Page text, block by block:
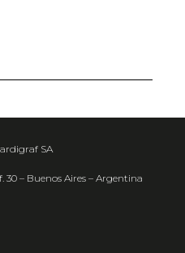
SA
30 – Buenos Aires – Argentina